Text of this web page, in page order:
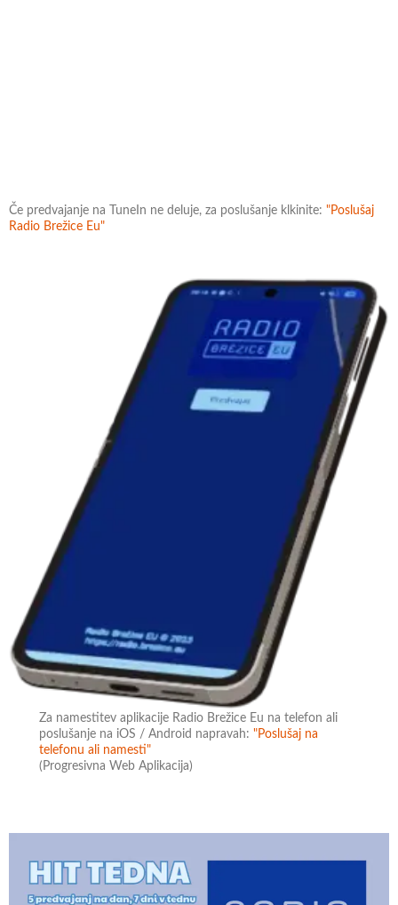
Če predvajanje na TuneIn ne deluje, za poslušanje klkinite: "Poslušaj
Radio Brežice Eu"
Za namestitev aplikacije Radio Brežice Eu na telefon ali
poslušanje na iOS / Android napravah:"Poslušaj na
telefonu ali namesti"
(Progresivna Web Aplikacija)